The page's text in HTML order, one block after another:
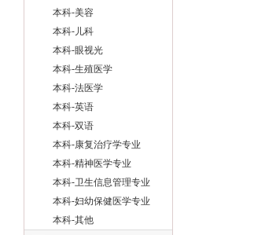
业方向）
本科-美容
本科-儿科
本科-眼视光
本科-生殖医学
本科-法医学
本科-英语
本科-双语
本科-康复治疗学专业
本科-精神医学专业
本科-卫生信息管理专业
本科-妇幼保健医学专业
本科-其他